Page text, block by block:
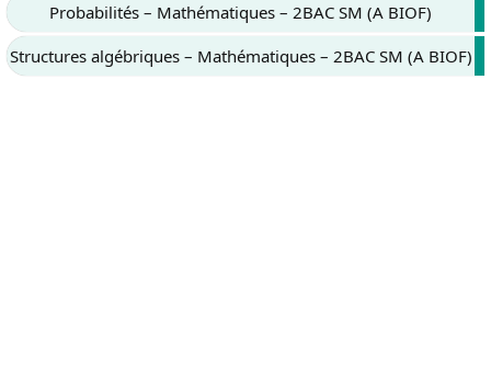
Probabilités – Mathématiques – 2BAC SM (A BIOF)
Structures algébriques – Mathématiques – 2BAC SM (A BIOF)